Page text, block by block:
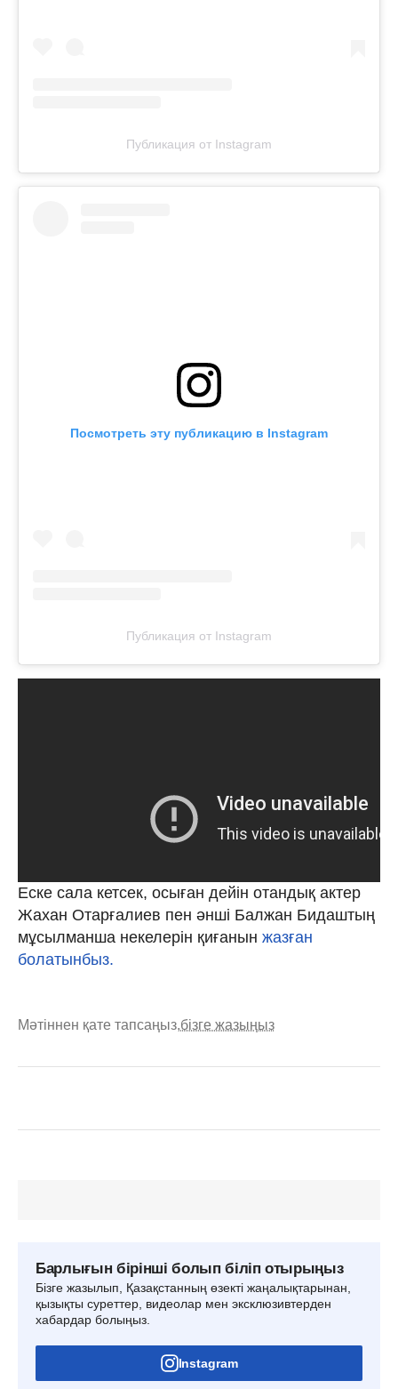
Публикация от Instagram
Посмотреть эту публикацию в Instagram
Публикация от Instagram
Еске сала кетсек, осыған дейін отандық актер
Жахан Отарғалиев пен әнші Балжан Бидаштың
мұсылманша некелерін қиғанын жазған
болатынбыз.
Мәтіннен қате тапсаңыз,бізге жазыңыз
Барлығын бірінші болып біліп отырыңыз
Бізге жазылып, Қазақстанның өзекті жаңалықтарынан,
қызықты суреттер, видеолар мен эксклюзивтерден
хабардар болыңыз.
Instagram